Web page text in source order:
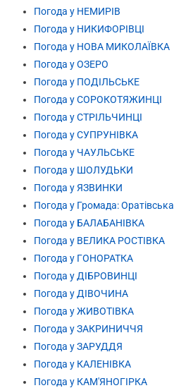
Погода у НЕМИРІВ
Погода у НИКИФОРІВЦІ
Погода у НОВА МИКОЛАЇВКА
Погода у ОЗЕРО
Погода у ПОДІЛЬСЬКЕ
Погода у СОРОКОТЯЖИНЦІ
Погода у СТРІЛЬЧИНЦІ
Погода у СУПРУНІВКА
Погода у ЧАУЛЬСЬКЕ
Погода у ШОЛУДЬКИ
Погода у ЯЗВИНКИ
Погода у Громада: Оратівська
Погода у БАЛАБАНІВКА
Погода у ВЕЛИКА РОСТІВКА
Погода у ГОНОРАТКА
Погода у ДІБРОВИНЦІ
Погода у ДІВОЧИНА
Погода у ЖИВОТІВКА
Погода у ЗАКРИНИЧЧЯ
Погода у ЗАРУДДЯ
Погода у КАЛЕНІВКА
Погода у КАМ'ЯНОГІРКА